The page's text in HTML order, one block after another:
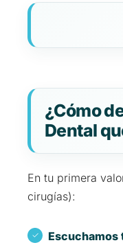
¿Cómo
Dental
En tu primera
cirugías):